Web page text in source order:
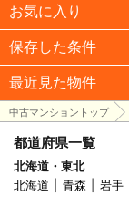
お気に入り
保存した条件
最近見た物件
中古マンショントップ
都道府県一覧
北海道・東北
北海道
青森 岩手